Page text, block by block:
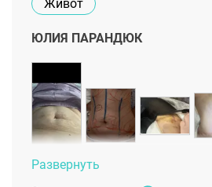
Живот
ЮЛИЯ ПАРАНДЮК
Развернуть